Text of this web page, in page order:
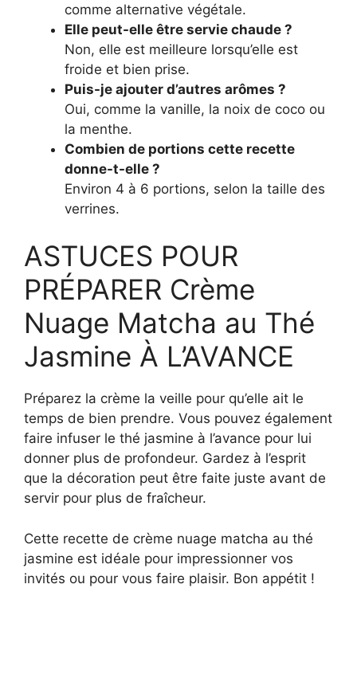
comme alternative végétale.
Elle peut-elle être servie chaude ?
Non, elle est meilleure lorsqu’elle est
froide et bien prise.
Puis-je ajouter d’autres arômes ?
Oui, comme la vanille, la noix de coco ou
la menthe.
Combien de portions cette recette
donne-t-elle ?
Environ 4 à 6 portions, selon la taille des
verrines.
ASTUCES POUR
PRÉPARER Crème
Nuage Matcha au Thé
Jasmine À L’AVANCE
Préparez la crème la veille pour qu’elle ait le
temps de bien prendre. Vous pouvez également
faire infuser le thé jasmine à l’avance pour lui
donner plus de profondeur. Gardez à l’esprit
que la décoration peut être faite juste avant de
servir pour plus de fraîcheur.
Cette recette de crème nuage matcha au thé
jasmine est idéale pour impressionner vos
invités ou pour vous faire plaisir. Bon appétit !